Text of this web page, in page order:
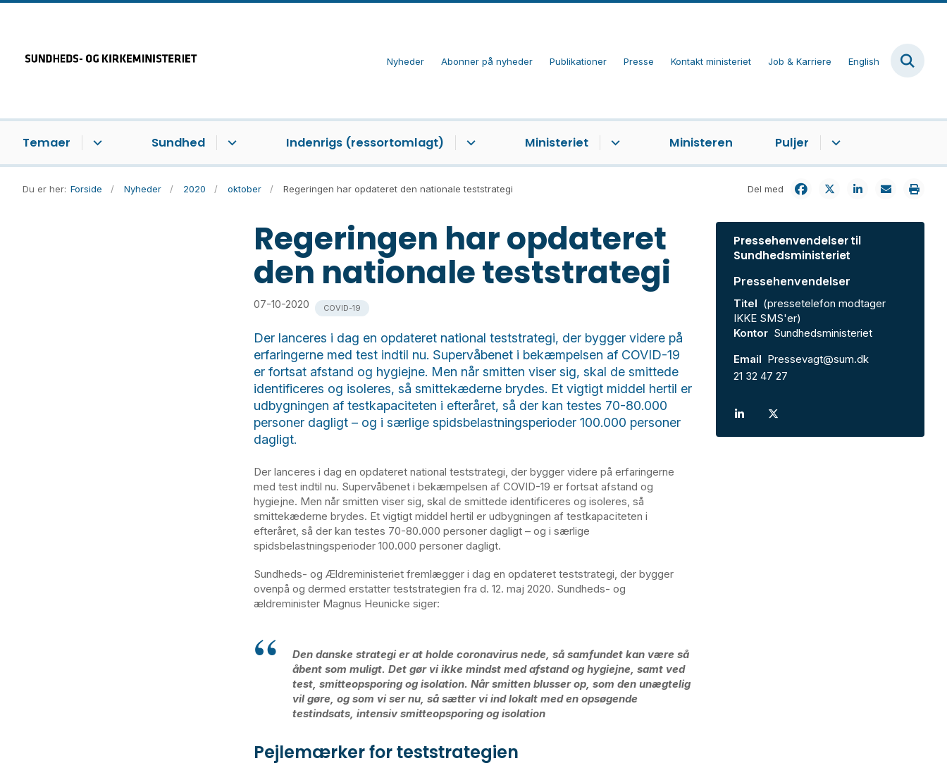
Nyheder Abonner på nyheder Publikationer Presse Kontakt ministeriet Job & Karriere English
Temaer Sundhed Indenrigs (ressortomlagt) Ministeriet Ministeren Puljer
Du er her: Forside Nyheder 2020 oktober Regeringen har opdateret den nationale teststrategi Del med
Regeringen har opdateret
den nationale teststrategi
07-10-2020 COVID-19
Der lanceres i dag en opdateret national teststrategi, der bygger videre på
erfaringerne med test indtil nu. Supervåbenet i bekæmpelsen af COVID-19
er fortsat afstand og hygiejne. Men når smitten viser sig, skal de smittede
identificeres og isoleres, så smittekæderne brydes. Et vigtigt middel hertil er
udbygningen af testkapaciteten i efteråret, så der kan testes 70-80.000
personer dagligt – og i særlige spidsbelastningsperioder 100.000 personer
dagligt.
Der lanceres i dag en opdateret national teststrategi, der bygger videre på erfaringerne
med test indtil nu. Supervåbenet i bekæmpelsen af COVID-19 er fortsat afstand og
hygiejne. Men når smitten viser sig, skal de smittede identificeres og isoleres, så
smittekæderne brydes. Et vigtigt middel hertil er udbygningen af testkapaciteten i
efteråret, så der kan testes 70-80.000 personer dagligt – og i særlige
spidsbelastningsperioder 100.000 personer dagligt.
Sundheds- og Ældreministeriet fremlægger i dag en opdateret teststrategi, der bygger
ovenpå og dermed erstatter teststrategien fra d. 12. maj 2020. Sundheds- og
ældreminister Magnus Heunicke siger:
Den danske strategi er at holde coronavirus nede, så samfundet kan være så
åbent som muligt. Det gør vi ikke mindst med afstand og hygiejne, samt ved
test, smitteopsporing og isolation. Når smitten blusser op, som den unægtelig
vil gøre, og som vi ser nu, så sætter vi ind lokalt med en opsøgende
testindsats, intensiv smitteopsporing og isolation
Pejlemærker for teststrategien
Pressehenvendelser til
Sundhedsministeriet
Pressehenvendelser
Titel (pressetelefon modtager
IKKE SMS'er)
Kontor Sundhedsministeriet
Email Pressevagt@sum.dk
21 32 47 27